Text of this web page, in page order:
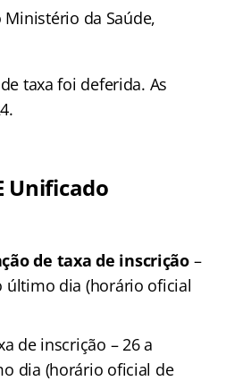
da Saúde,
taxa foi deferida. As
Unificado
de taxa de inscrição–
último dia (horário oficial
de inscrição – 26 a
dia (horário oficial de